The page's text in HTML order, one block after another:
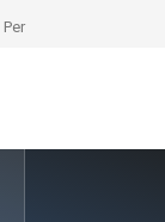
Dijital Masa